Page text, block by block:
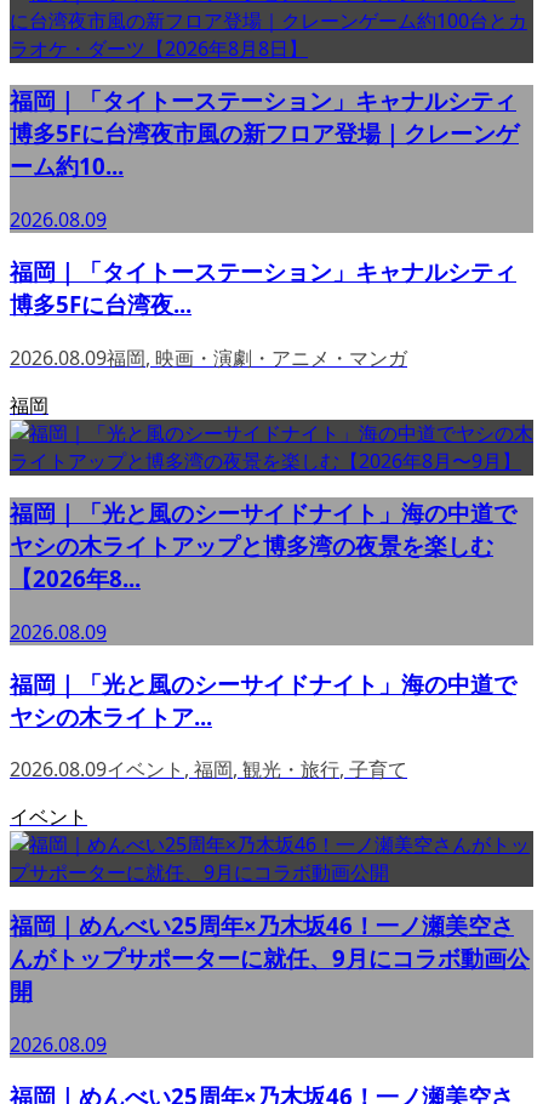
福岡｜「タイトーステーション」キャナルシティ
博多5Fに台湾夜市風の新フロア登場｜クレーンゲ
ーム約10...
2026.08.09
福岡｜「タイトーステーション」キャナルシティ
博多5Fに台湾夜...
2026.08.09福岡, 映画・演劇・アニメ・マンガ
福岡
福岡｜「光と風のシーサイドナイト」海の中道で
ヤシの木ライトアップと博多湾の夜景を楽しむ
【2026年8...
2026.08.09
福岡｜「光と風のシーサイドナイト」海の中道で
ヤシの木ライトア...
2026.08.09イベント , 福岡, 観光・旅行, 子育て
イベント
福岡｜めんべい25周年×乃木坂46！一ノ瀬美空さ
んがトップサポーターに就任、9月にコラボ動画公
開
2026.08.09
福岡｜めんべい25周年×乃木坂46！一ノ瀬美空さ